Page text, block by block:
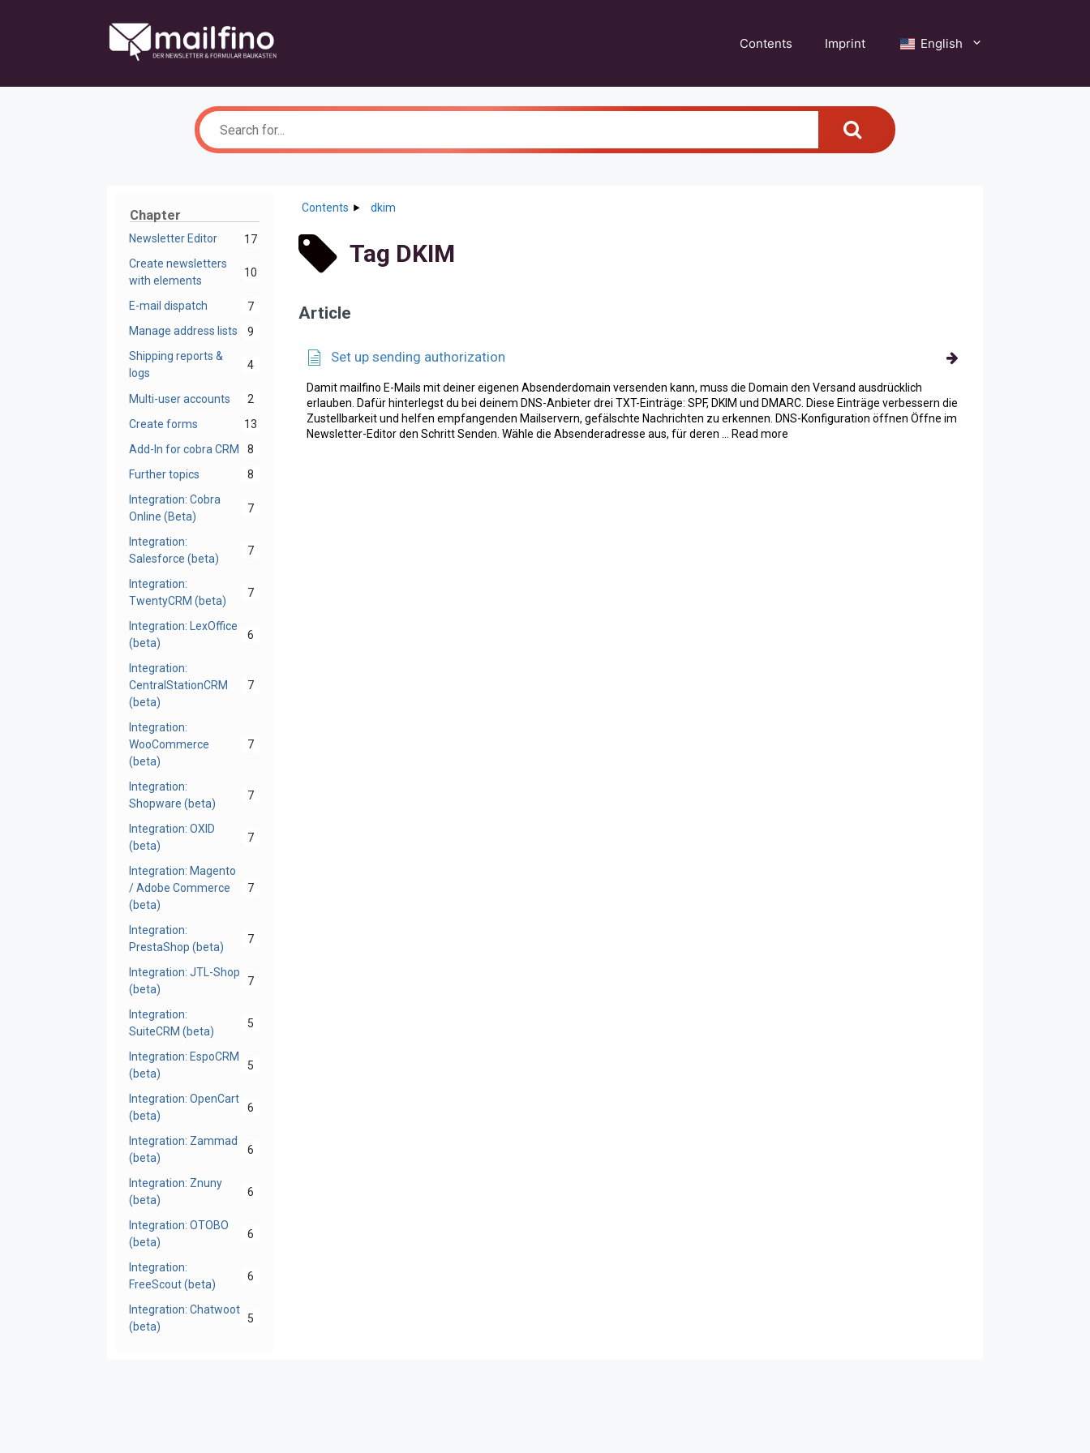
Contents Imprint English
Chapter
Newsletter Editor
17
Create newsletters
with elements
10
E-mail dispatch
7
Manage address lists
9
Shipping reports &
logs
4
Multi-user accounts
2
Create forms
13
Add-In for cobra CRM
8
Further topics
8
Integration: Cobra
Online (Beta)
7
Integration:
Salesforce (beta)
7
Integration:
TwentyCRM (beta)
7
Integration: LexOffice
(beta)
6
Integration:
CentralStationCRM
(beta)
7
Integration:
WooCommerce
(beta)
7
Integration:
Shopware (beta)
7
Integration: OXID
(beta)
7
Integration: Magento
/ Adobe Commerce
(beta)
7
Integration:
PrestaShop (beta)
7
Integration: JTL-Shop
(beta)
7
Integration:
SuiteCRM (beta)
5
Integration: EspoCRM
(beta)
5
Integration: OpenCart
(beta)
6
Integration: Zammad
(beta)
6
Integration: Znuny
(beta)
6
Integration: OTOBO
(beta)
6
Integration:
FreeScout (beta)
6
Integration: Chatwoot
(beta)
5
Contents dkim
Tag DKIM
Article
Set up sending authorization
Damit mailfino E-Mails mit deiner eigenen Absenderdomain versenden kann, muss die Domain den Versand ausdrücklich
erlauben. Dafür hinterlegst du bei deinem DNS-Anbieter drei TXT-Einträge: SPF, DKIM und DMARC. Diese Einträge verbessern die
Zustellbarkeit und helfen empfangenden Mailservern, gefälschte Nachrichten zu erkennen. DNS-Konfiguration öffnen Öffne im
Newsletter-Editor den Schritt Senden. Wähle die Absenderadresse aus, für deren ... Read more